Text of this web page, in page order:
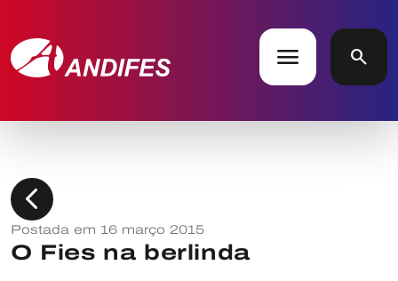
menu search
chevron_left
Postada em 16 março 2015
O Fies na berlinda